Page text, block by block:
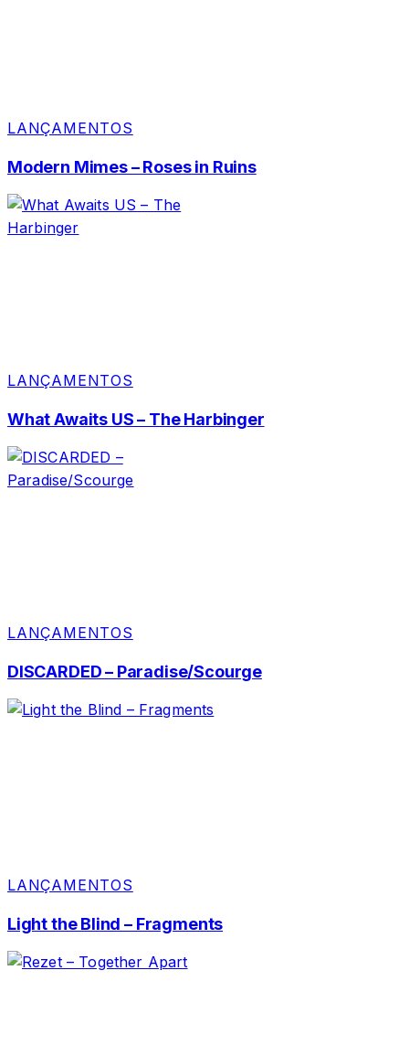
LANÇAMENTOS
Modern Mimes – Roses in Ruins
LANÇAMENTOS
What Awaits US – The Harbinger
LANÇAMENTOS
DISCARDED – Paradise/Scourge
LANÇAMENTOS
Light the Blind – Fragments